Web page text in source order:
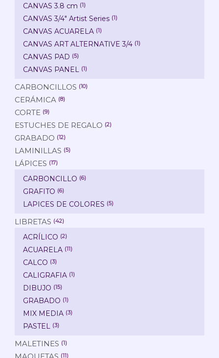
CANVAS 3.8 cm (1)
CANVAS 3/4" Artist Series (1)
CANVAS ACUARELA (1)
CANVAS ART ALTERNATIVE 3/4 (1)
CANVAS PAD (5)
CANVAS PANEL (1)
CARBONCILLOS (10)
CERÁMICA (8)
CORTE (9)
ESTUCHES DE REGALO (2)
GRABADO (12)
LAMINILLAS (5)
LÁPICES (17)
CARBONCILLO (6)
GRAFITO (6)
LAPICES DE COLORES (5)
LIBRETAS (42)
ACRÍLICO (2)
ACUARELA (11)
CALCO (3)
CALIGRAFIA (1)
DIBUJO (15)
GRABADO (1)
MIX MEDIA (3)
PASTEL (3)
MALETINES (1)
(11)